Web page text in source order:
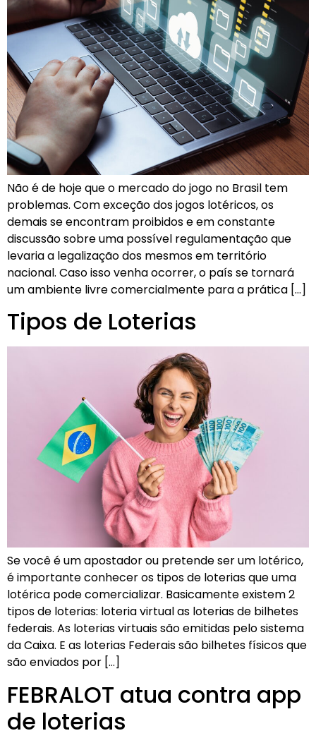
Não é de hoje que o mercado do jogo no Brasil tem
problemas. Com exceção dos jogos lotéricos, os
demais se encontram proibidos e em constante
discussão sobre uma possível regulamentação que
levaria a legalização dos mesmos em território
nacional. Caso isso venha ocorrer, o país se tornará
um ambiente livre comercialmente para a prática […]
Tipos de Loterias
Se você é um apostador ou pretende ser um lotérico,
é importante conhecer os tipos de loterias que uma
lotérica pode comercializar. Basicamente existem 2
tipos de loterias: loteria virtual as loterias de bilhetes
federais. As loterias virtuais são emitidas pelo sistema
da Caixa. E as loterias Federais são bilhetes físicos que
são enviados por […]
FEBRALOT atua contra app
de loterias